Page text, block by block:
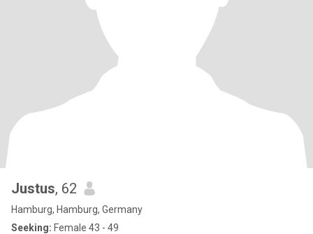
Justus, 62
Hamburg, Hamburg, Germany
Seeking: Female 43 - 49